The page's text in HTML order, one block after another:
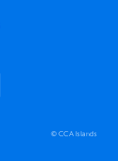
© CCA Islands